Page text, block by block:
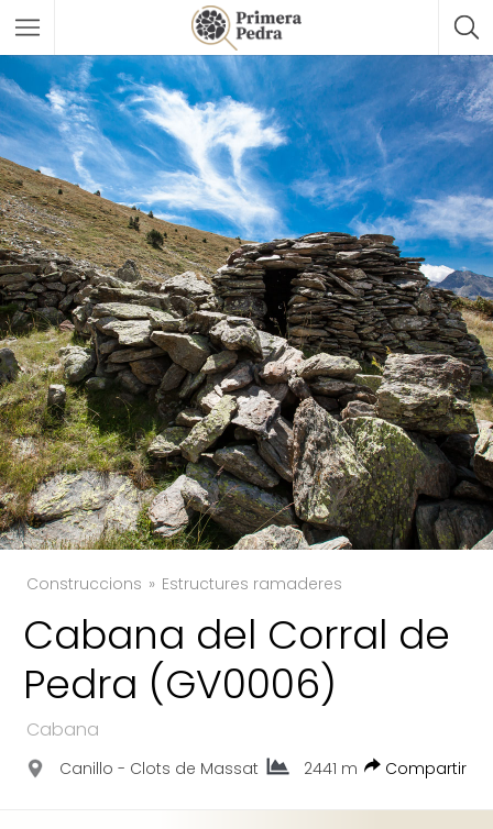
Construccions Estructures ramaderes
Cabana del Corral de
Pedra (GV0006)
Cabana
Canillo - Clots de Massat 2441 m Compartir
FACEBOOK